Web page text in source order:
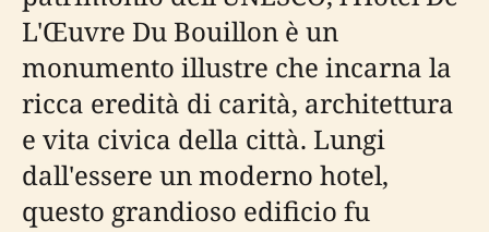
L'Œuvre Du Bouillon è un
monumento illustre che incarna la
ricca eredità di carità, architettura
e vita civica della città. Lungi
dall'essere un moderno hotel,
questo grandioso edificio fu